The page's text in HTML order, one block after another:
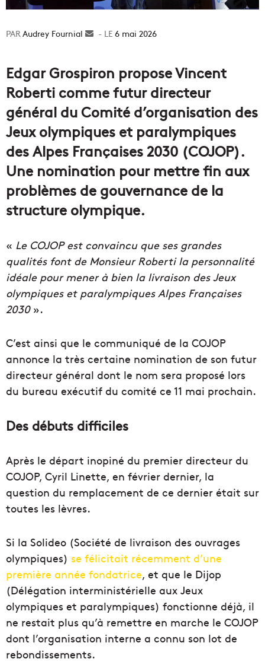
Audrey Fournial
Envoyer6 mai 2026
Edgar Grospiron propose Vincent
Roberti comme futur directeur
général du Comité d’organisation des
Jeux olympiques et paralympiques
des Alpes Françaises 2030 (COJOP).
Une nomination pour mettre fin aux
problèmes de gouvernance de la
structure olympique.
« Le COJOP est convaincu que ses grandes
qualités font de Monsieur Roberti la personnalité
idéale pour mener à bien la livraison des Jeux
olympiques et paralympiques Alpes Françaises
2030 ».
C’est ainsi que le communiqué de la COJOP
annonce la très certaine nomination de son futur
directeur général dont le nom sera proposé lors
du bureau exécutif du comité ce 11 mai prochain.
Des débuts difficiles
Après le départ inopiné du premier directeur du
COJOP, Cyril Linette, en février dernier, la
question du remplacement de ce dernier était sur
toutes les lèvres.
Si la Solideo (Société de livraison des ouvrages
olympiques) se félicitait récemment d’une
première année fondatrice, et que le Dijop
(Délégation interministérielle aux Jeux
olympiques et paralympiques) fonctionne déjà, il
ne restait plus qu’à remettre en marche le COJOP
dont l’organisation interne a connu son lot de
rebondissements.